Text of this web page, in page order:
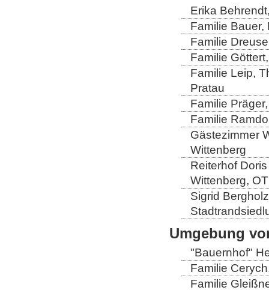
Erika
Familie Bauer,
Familie
Familie
Familie Leip,
Pratau
Familie
Familie
Gästezimmer
Wittenberg
Reiterhof
Wittenberg,
Sigrid
Umgebung
"Bauernhof"
Familie
Familie